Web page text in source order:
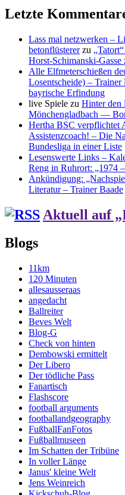
Letzte
Lass mal netzwerken –
betonflüstererzu
Horst-Schimanski-Gasse
Alle Elfmeterschießen
Losentscheide) – Trainer
bayrische Erfindung
live Spiele zu Hinter den
Mönchengladbach —
Hertha BSC verpflichtet
Assistenzcoach! – Die
Bundesliga in einer Liste
Lesenswerte Links –
Reng in Ruhrort: „1974
Ankündigung:
Literatur – Trainer Baade
Aktuell auf
Blogs
11km
120 Minuten
allesausseraas
angedacht
Ballreiter
Beves Welt
Blog-G
Check von hinten
Dembowski ermittelt
Der Libero
Der tödliche Pass
Fanartisch
Flashscore
football arguments
footballandgeography
FußballFanFotos
Fußballmuseen
Im Schatten der Tribüne
In voller Länge
Janus' kleine Welt
Jens Weinreich